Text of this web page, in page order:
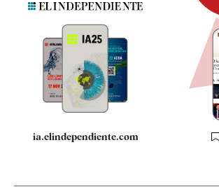
Quiénes somos
Especificaciones
ia.elindependiente.com